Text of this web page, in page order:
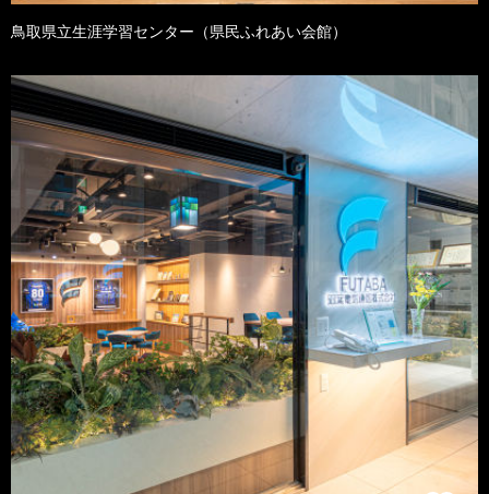
鳥取県立生涯学習センター（県民ふれあい会館）